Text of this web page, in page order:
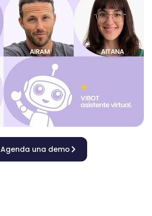
Agenda una demo